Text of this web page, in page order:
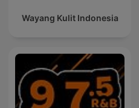
Wayang Kulit Indonesia